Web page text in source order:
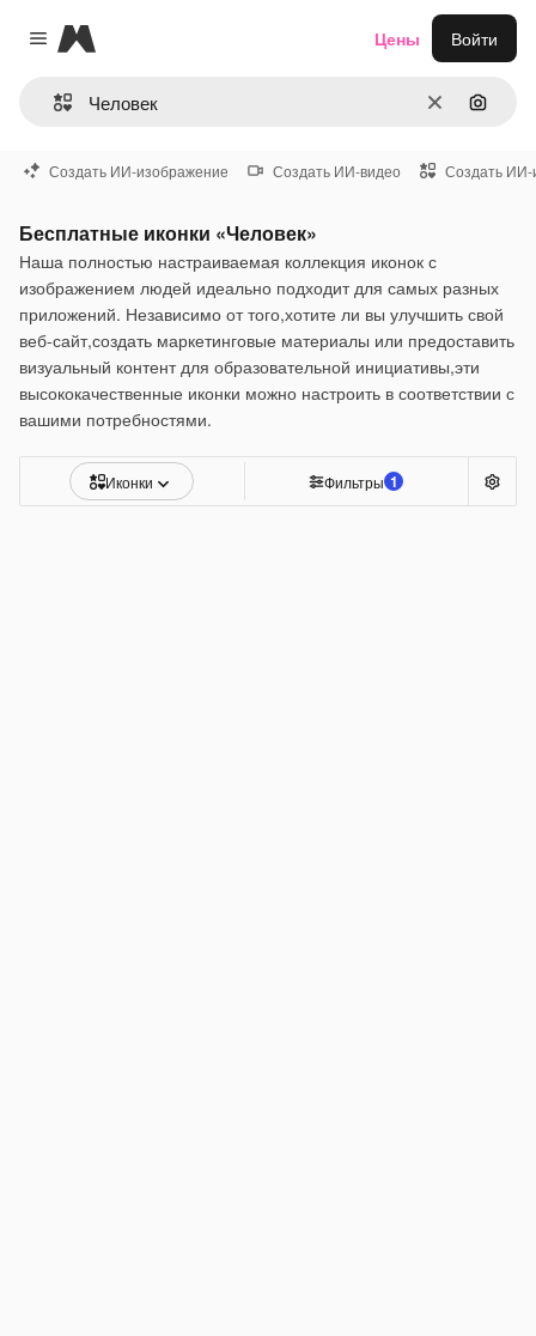
Close menu
Magnific
ОчиститьПоиск
Цены Войти
Создать ИИ-изображение Создать ИИ-видео Создать ИИ-
Бесплатные иконки «Человек»
Наша полностью настраиваемая коллекция иконок с
изображением людей идеально подходит для самых разных
приложений. Независимо от того,хотите ли вы улучшить свой
веб-сайт,создать маркетинговые материалы или предоставить
визуальный контент для образовательной инициативы,эти
высококачественные иконки можно настроить в соответствии с
вашими потребностями.
Иконки Фильтры 1